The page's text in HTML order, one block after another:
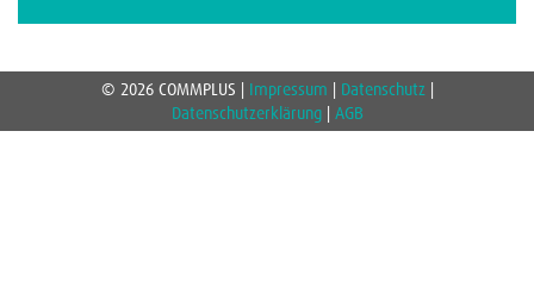
© 2026 COMMPLUS | Impressum Datenschutz
Datenschutzerklärung| AGB